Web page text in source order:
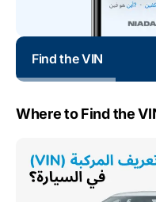
Find the VIN
Where to Find the